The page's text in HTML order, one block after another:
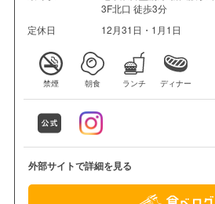
3F北口 徒歩3分
定休日
12月31日・1月1日
禁煙 朝食 ランチ ディナー
外部サイトで詳細を見る